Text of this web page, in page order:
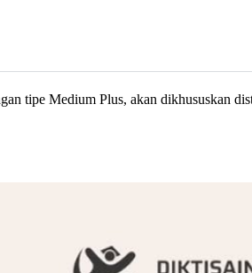
tipe Medium Plus, akan dikhususkan